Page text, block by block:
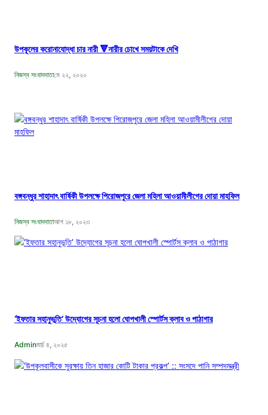
উপকূলের করোনাযোদ্ধা চার নারী 🔻নারীর চোখে সময়টাকে দেখি
নিজস্ব সংবাদদাতামে ২২, ২০২০
বঙ্গবন্ধুর শাহাদাৎ বার্ষিকী উপলক্ষে পিরোজপুরে জেলা মহিলা আওয়ামীলীগের দোয়া মাহফিল
নিজস্ব সংবাদদাতাআগ ১৮, ২০২৩
‘ইফতার সহানুভূতি’ উদ্যোগের সূচনা হলো ঘোপখালী স্পোর্টস ক্লাব ও পাঠাগার
Adminমার্চ ৪, ২০২৫